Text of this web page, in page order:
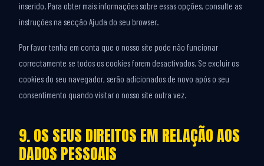
inserido. Para obter mais informações sobre essas opções, consulte as
instruções na secção Ajuda do seu browser.
Por favor tenha em conta que o nosso site pode não funcionar
correctamente se todos os cookies forem desactivados. Se excluir os
cookies do seu navegador, serão adicionados de novo após o seu
consentimento quando visitar o nosso site outra vez.
9. OS SEUS DIREITOS EM RELAÇÃO AOS
DADOS PESSOAIS